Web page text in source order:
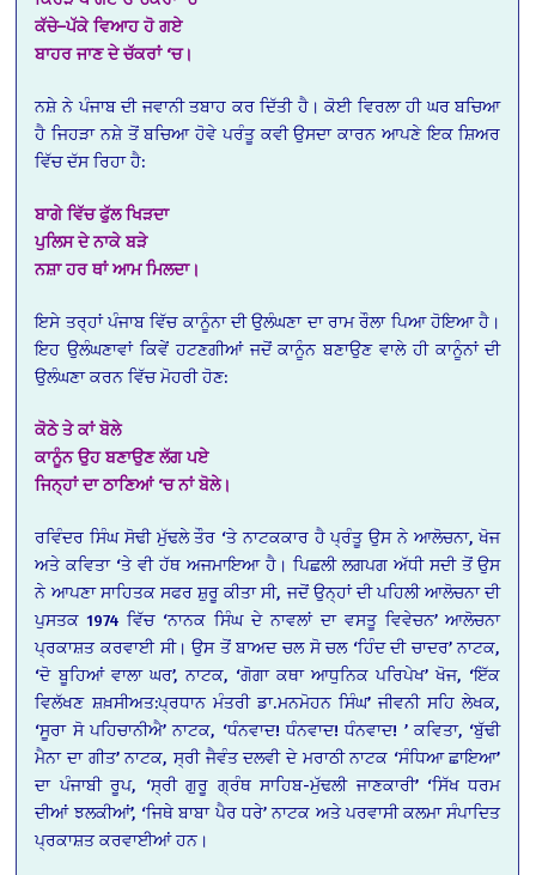
ਕੱਚੇ–ਪੱਕੇ ਵਿਆਹ ਹੋ ਗਏ
ਬਾਹਰ ਜਾਣ ਦੇ ਚੱਕਰਾਂ‘ਚ।
ਨਸ਼ੇ ਨੇ ਪੰਜਾਬ ਦੀ ਜਵਾਨੀ ਤਬਾਹ ਕਰ ਦਿੱਤੀ ਹੈ। ਕੋਈ ਵਿਰਲਾ ਹੀ ਘਰ ਬਚਿਆ
ਹੈ ਜਿਹੜਾ ਨਸ਼ੇ ਤੋਂ ਬਚਿਆ ਹੋਵੇ ਪਰੰਤੂ ਕਵੀ ਉਸਦਾ ਕਾਰਨ ਆਪਣੇ ਇਕ ਸ਼ਿਅਰ
ਵਿੱਚ ਦੱਸ ਰਿਹਾ ਹੈ:
ਬਾਗੇ ਵਿੱਚ ਫੁੱਲ ਖਿੜਦਾ
ਪੁਲਿਸ ਦੇ ਨਾਕੇ ਬੜੇ
ਨਸ਼ਾ ਹਰ ਥਾਂ ਆਮ ਮਿਲਦਾ।
ਇਸੇ ਤਰ੍ਹਾਂ ਪੰਜਾਬ ਵਿੱਚ ਕਾਨੂੰਨਾ ਦੀ ਉਲੰਘਣਾ ਦਾ ਰਾਮ ਰੌਲਾ ਪਿਆ ਹੋਇਆ ਹੈ।
ਇਹ ਉਲੰਘਣਾਵਾਂ ਕਿਵੇਂ ਹਟਣਗੀਆਂ ਜਦੋਂ ਕਾਨੂੰਨ ਬਣਾਉਣ ਵਾਲੇ ਹੀ ਕਾਨੂੰਨਾਂ ਦੀ
ਉਲੰਘਣਾ ਕਰਨ ਵਿੱਚ ਮੋਹਰੀ ਹੋਣ:
ਕੋਠੇ ਤੇ ਕਾਂ ਬੋਲੇ
ਕਾਨੂੰਨ ਉਹ ਬਣਾਉਣ ਲੱਗ ਪਏ
ਜਿਨ੍ਹਾਂ ਦਾ ਠਾਣਿਆਂ‘ਚ ਨਾਂ ਬੋਲੇ।
ਰਵਿੰਦਰ ਸਿੰਘ ਸੋਢੀ ਮੁੱਢਲੇ ਤੌਰ ‘ਤੇ ਨਾਟਕਕਾਰ ਹੈ ਪ੍ਰੰਤੂ ਉਸ ਨੇ ਆਲੋਚਨਾ, ਖੋਜ
ਅਤੇ ਕਵਿਤਾ ‘ਤੇ ਵੀ ਹੱਥ ਅਜਮਾਇਆ ਹੈ। ਪਿਛਲੀ ਲਗਪਗ ਅੱਧੀ ਸਦੀ ਤੋਂ ਉਸ
ਨੇ ਆਪਣਾ ਸਾਹਿਤਕ ਸਫਰ ਸ਼ੁਰੂ ਕੀਤਾ ਸੀ, ਜਦੋਂ ਉਨ੍ਹਾਂ ਦੀ ਪਹਿਲੀ ਆਲੋਚਨਾ ਦੀ
ਪੁਸਤਕ 1974 ਵਿੱਚ ‘ਨਾਨਕ ਸਿੰਘ ਦੇ ਨਾਵਲਾਂ ਦਾ ਵਸਤੂ ਵਿਵੇਚਨ’ ਆਲੋਚਨਾ
ਪ੍ਰਕਾਸ਼ਤ ਕਰਵਾਈ ਸੀ। ਉਸ ਤੋਂ ਬਾਅਦ ਚਲ ਸੋ ਚਲ ‘ਹਿੰਦ ਦੀ ਚਾਦਰ’ ਨਾਟਕ,
‘ਦੋ ਬੂਹਿਆਂ ਵਾਲਾ ਘਰ’, ਨਾਟਕ, ‘ਗੋਗਾ ਕਥਾ ਆਧੁਨਿਕ ਪਰਿਪੇਖ’ ਖੋਜ, ‘ਇੱਕ
ਵਿਲੱਖਣ ਸ਼ਖ਼ਸੀਅਤ:ਪ੍ਰਧਾਨ ਮੰਤਰੀ ਡਾ.ਮਨਮੋਹਨ ਸਿੰਘ’ ਜੀਵਨੀ ਸਹਿ ਲੇਖਕ,
‘ਸੂਰਾ ਸੋ ਪਹਿਚਾਨੀਐ’ ਨਾਟਕ, ‘ਧੰਨਵਾਦ! ਧੰਨਵਾਦ! ਧੰਨਵਾਦ! ’ ਕਵਿਤਾ, ‘ਬੁੱਢੀ
ਮੈਨਾ ਦਾ ਗੀਤ’ ਨਾਟਕ, ਸ੍ਰੀ ਜੈਵੰਤ ਦਲਵੀ ਦੇ ਮਰਾਠੀ ਨਾਟਕ ‘ਸੰਧਿਆ ਛਾਇਆ’
ਦਾ ਪੰਜਾਬੀ ਰੂਪ, ‘ਸ੍ਰੀ ਗੁਰੂ ਗ੍ਰੰਥ ਸਾਹਿਬ-ਮੁੱਢਲੀ ਜਾਣਕਾਰੀ’ ‘ਸਿੱਖ ਧਰਮ
ਦੀਆਂ ਝਲਕੀਆਂ’, ‘ਜਿਥੇ ਬਾਬਾ ਪੈਰ ਧਰੇ’ ਨਾਟਕ ਅਤੇ ਪਰਵਾਸੀ ਕਲਮਾ ਸੰਪਾਦਿਤ
ਪ੍ਰਕਾਸ਼ਤ ਕਰਵਾਈਆਂ ਹਨ।